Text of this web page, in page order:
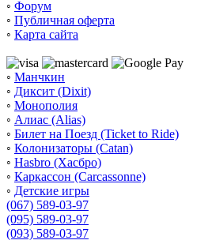
◦ Форум
◦ Публичная оферта
◦ Карта сайта
◦ Манчкин
◦ Диксит (Dixit)
◦ Монополия
◦ Алиас (Alias)
◦ Билет на Поезд (Ticket to Ride)
◦ Колонизаторы (Catan)
◦ Hasbro (Хасбро)
◦ Каркассон (Carcassonne)
◦ Детские игры
(067) 589-03-97
(095) 589-03-97
(093) 589-03-97